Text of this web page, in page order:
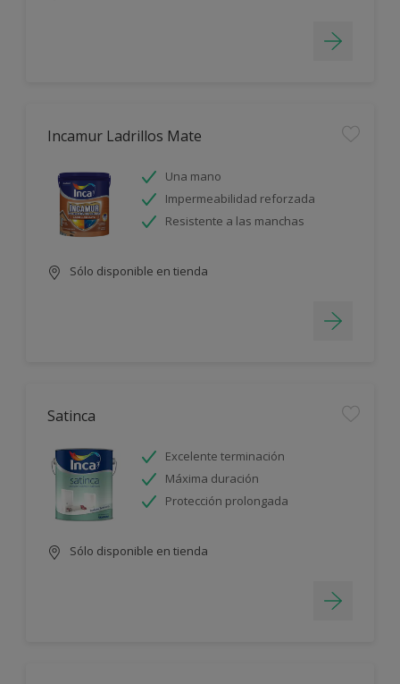
Incamur Ladrillos Mate
Una mano
Impermeabilidad reforzada
Resistente a las manchas
Sólo disponible en tienda
Satinca
Excelente terminación
Máxima duración
Protección prolongada
Sólo disponible en tienda